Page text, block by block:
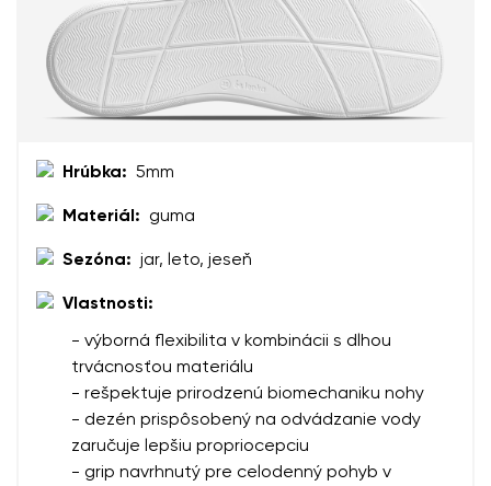
Hrúbka: 5mm
Materiál: guma
Sezóna: jar, leto, jeseň
Vlastnosti:
- výborná flexibilita v kombinácii s dlhou
trvácnosťou materiálu
- rešpektuje prirodzenú biomechaniku nohy
- dezén prispôsobený na odvádzanie vody
zaručuje lepšiu propriocepciu
- grip navrhnutý pre celodenný pohyb v